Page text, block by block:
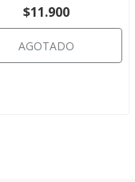
$11.900
AGOTADO